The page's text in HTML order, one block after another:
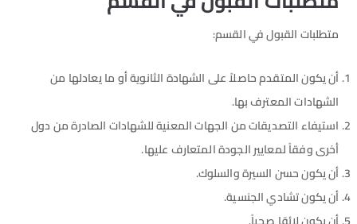
متطلبات القبول في القسم:
أن يكون المتقدم حاصلاً على الشهادة الثانوية أو ما يعادلها من
الشهادات المعترف بها.
استيفاء التصديقات من الجهات المعنية للشهادات الصادرة من دول
أخرى وفقاً لمعايير الجودة المتعارف عليها.
أن يكون حسن السيرة والسلوك.
أن يكون تشادي الجنسية.